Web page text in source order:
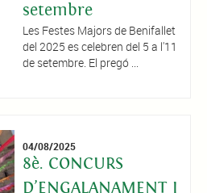
setembre
Les Festes Majors de Benifallet
del 2025 es celebren del 5 a l'11
de setembre. El pregó ...
04/08/2025
8è. CONCURS
D’ENGALANAMENT I